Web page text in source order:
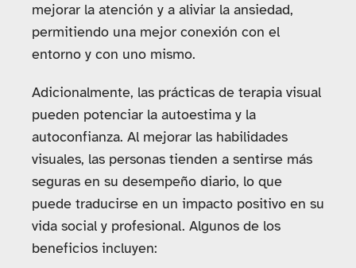
mejorar la atención y a aliviar la ansiedad,
permitiendo una mejor conexión con el
entorno y con uno mismo.
Adicionalmente, las prácticas de terapia visual
pueden potenciar la autoestima y la
autoconfianza. Al mejorar las habilidades
visuales, las personas tienden a sentirse más
seguras en su desempeño diario, lo que
puede traducirse en un impacto positivo en su
vida social y profesional. Algunos de los
beneficios incluyen: